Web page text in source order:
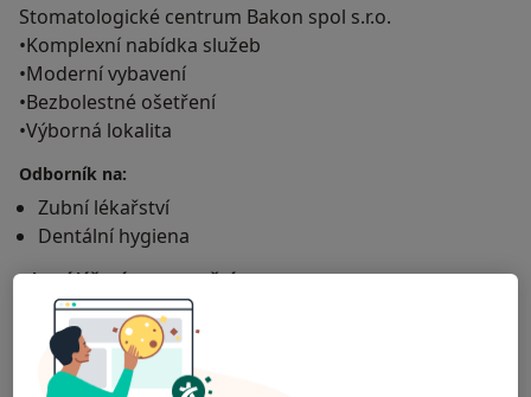
Stomatologické centrum Bakon spol s.r.o.
•Komplexní nabídka služeb
•Moderní vybavení
•Bezbolestné ošetření
•Výborná lokalita
Odborník na:
Zubní lékařství
Dentální hygiena
Hlavní léčená onemocnění
Afty Vady chrupu
Zubní zranění
Onemocnění dutiny ústní